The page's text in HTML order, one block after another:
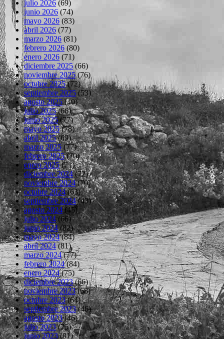
julio 2026 (69)
junio 2026 (74)
mayo 2026 (83)
abril 2026 (77)
marzo 2026 (81)
febrero 2026 (80)
enero 2026 (71)
diciembre 2025(66)
noviembre 2025(76)
octubre 2025(72)
septiembre 2025(53)
agosto 2025(40)
julio 2025(66)
junio 2025(77)
mayo 2025(78)
abril 2025(69)
marzo 2025(77)
febrero 2025(70)
enero 2025(71)
diciembre 2024(72)
noviembre 2024(70)
octubre 2024(63)
septiembre 2024(43)
agosto 2024(45)
julio 2024(66)
junio 2024(82)
mayo 2024(84)
abril 2024(81)
marzo 2024(77)
febrero 2024(84)
enero 2024(75)
diciembre 2023(66)
noviembre 2023(68)
octubre 2023(64)
septiembre 2023(46)
agosto 2023(46)
julio 2023(75)
junio 2023(81)